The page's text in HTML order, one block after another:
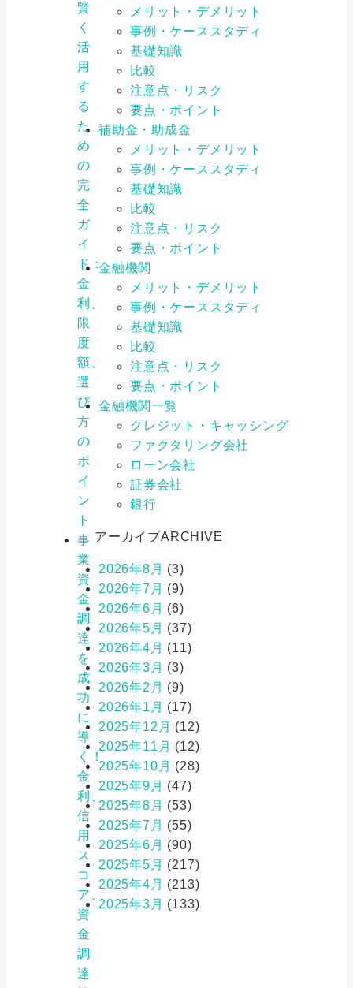
賢
く
活
用
す
る
た
め
の
完
全
ガ
イ
ド：
金
利、
限
度
額、
選
び
方
の
ポ
イ
ン
ト
事
業
資
金
調
達
を
成
功
に
導
く！
金
利、
信
用
ス
コ
ア、
資
金
調
達
メリット・デメリット
事例・ケーススタディ
基礎知識
比較
注意点・リスク
要点・ポイント
補助金・助成金
メリット・デメリット
事例・ケーススタディ
基礎知識
比較
注意点・リスク
要点・ポイント
金融機関
メリット・デメリット
事例・ケーススタディ
基礎知識
比較
注意点・リスク
要点・ポイント
金融機関一覧
クレジット・キャッシング
ファクタリング会社
ローン会社
証券会社
銀行
アーカイブARCHIVE
2026年8月 (3)
2026年7月 (9)
2026年6月 (6)
2026年5月 (37)
2026年4月 (11)
2026年3月 (3)
2026年2月 (9)
2026年1月 (17)
2025年12月 (12)
2025年11月 (12)
2025年10月 (28)
2025年9月 (47)
2025年8月 (53)
2025年7月 (55)
2025年6月 (90)
2025年5月 (217)
2025年4月 (213)
2025年3月 (133)